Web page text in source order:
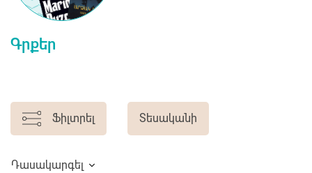
Գրքեր
Ֆիլտրել Տեսականի
Դասակարգել